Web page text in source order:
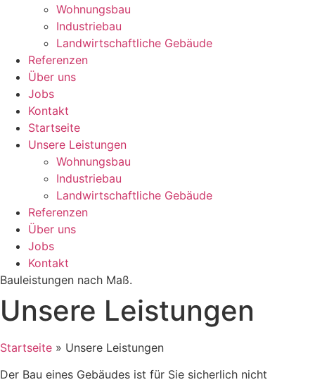
Wohnungsbau
Industriebau
Landwirtschaftliche Gebäude
Referenzen
Über uns
Jobs
Kontakt
Startseite
Unsere Leistungen
Wohnungsbau
Industriebau
Landwirtschaftliche Gebäude
Referenzen
Über uns
Jobs
Kontakt
Bauleistungen nach Maß.
Unsere Leistungen
Startseite » Unsere Leistungen
Der Bau eines Gebäudes ist für Sie sicherlich nicht